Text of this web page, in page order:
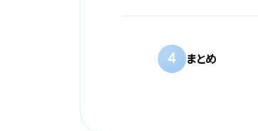
4 まとめ